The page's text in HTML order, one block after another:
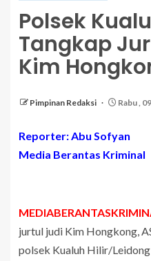
Polsek
Tangkap
Kim
Pimpinan Redaksi Rabu ,
Reporter: Abu Sofyan
Media Berantas Kriminal
jurtul judi Kim Hongkong,
polsek Kualuh Hilir/